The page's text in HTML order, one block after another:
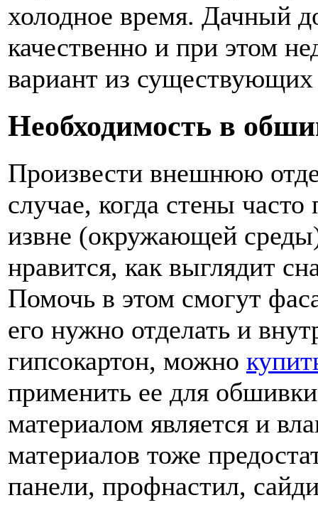
холодное время. Дачный
качественно и при этом
вариант из существующих
Необходимость в
Произвести внешнюю
случае, когда стены
извне (окружающей
нравится, как выглядит
Помочь в этом смогут
его нужно отделать и
гипсокартон, можно
применить ее для
материалом является и
материалов тоже
панели, профнастил,